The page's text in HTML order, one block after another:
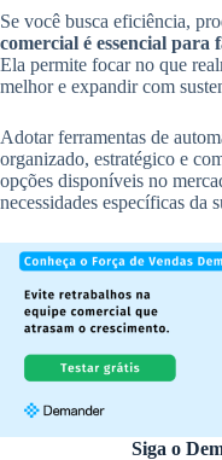
Se você busca eficiência,
comercial é essencial
Ela permite focar no que
melhor e expandir com
Adotar ferramentas de
organizado, estratégico e
opções disponíveis no
necessidades específicas da
Siga o